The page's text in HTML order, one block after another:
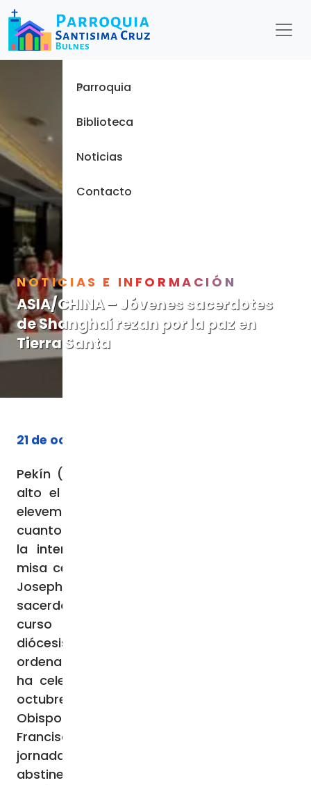
NOTICIAS E INFORMACIÓN
ASIA/CHINA – Jóvenes sacerdotes
de Shanghai rezan por la paz en
Tierra Santa
21 de octubre de 2023
Pekín (Agencia Fides) – » Oremos por un
alto el fuego entre palestinos e israelíes,
elevemos súplicas para que la paz llegue
cuanto antes a Tierra Santa». Esta ha sido
la intención de oración expresada en la
misa celebrada por el obispo de Shanghai,
Joseph Shen Bin, con los jóvenes
sacerdotes diocesanos en el marco del
curso de formación organizado por la
diócesis para vicepárrocos y sacerdotes
ordenados en los últimos años. El curso se
ha celebrado en Shanghai del 16 al 18 de
octubre. La Misa ha sido celebrada por el
Obispo el 17 de octubre, día que el Papa
Francisco había designado también como
jornada dedicada a la oración, el ayuno y la
abstinencia por la paz en Tierra Santa,
Menu
Inicio
Parroquia
Biblioteca
Noticias
Contacto